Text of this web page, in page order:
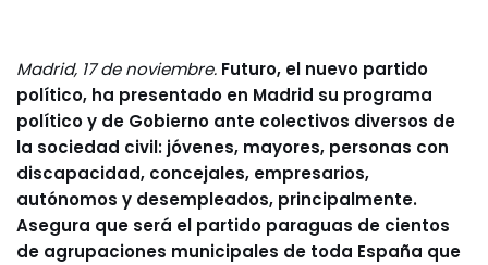
Madrid, 17 de noviembre. Futuro, el nuevo partido
político, ha presentado en Madrid su programa
político y de Gobierno ante colectivos diversos de
la sociedad civil: jóvenes, mayores, personas con
discapacidad, concejales, empresarios,
autónomos y desempleados, principalmente.
Asegura que será el partido paraguas de cientos
de agrupaciones municipales de toda España que